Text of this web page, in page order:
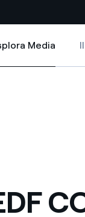
Media
Media
PROGETTO EPR IN
LOROLA LORO